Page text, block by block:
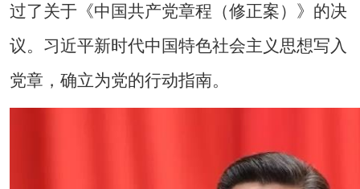
过了关于《中国共产党章程（修正案）》的决
议。习近平新时代中国特色社会主义思想写入
党章，确立为党的行动指南。